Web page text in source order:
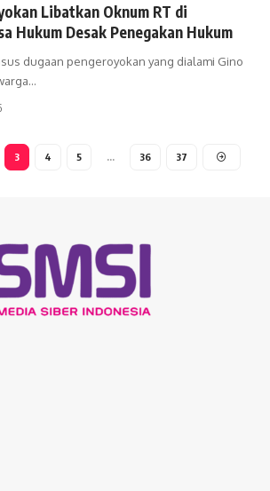
Libatkan Oknum RT di
Hukum Desak Penegakan Hukum
dugaan pengeroyokan yang dialami Gino
…
3 4 5 … 36 37